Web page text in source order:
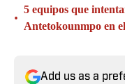
•
5 equipos que
Antetokounmpo en
Add us as a